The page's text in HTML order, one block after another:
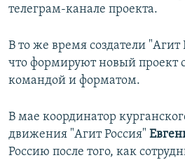
телеграм-канале проекта.
В то же время создатели "Агит
что формируют новый проект
командой и форматом.
В мае координатор
движения "Агит Россия"
Россию после того, как